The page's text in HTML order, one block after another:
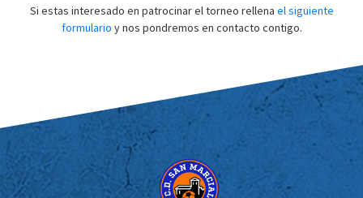
Si estas interesado en patrocinar el torneo rellena el siguiente
formulario y nos pondremos en contacto contigo.